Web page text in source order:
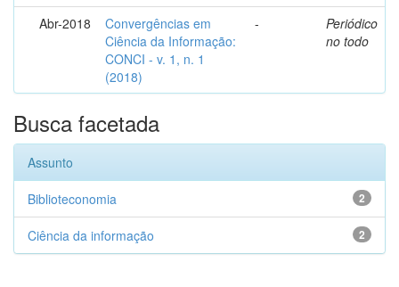
Abr-2018
Convergências em
Ciência da Informação:
CONCI - v. 1, n. 1
(2018)
-
Periódico
no todo
Busca facetada
Assunto
2
Biblioteconomia
2
Ciência da informação